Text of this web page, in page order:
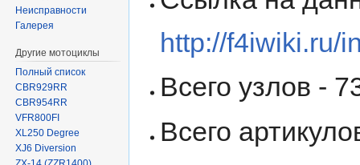
http://f4iwiki.ru/
Всего узлов -
Всего
Неисправности
Галерея
Другие мотоциклы
Полный список
CBR929RR
CBR954RR
VFR800FI
XL250 Degree
XJ6 Diversion